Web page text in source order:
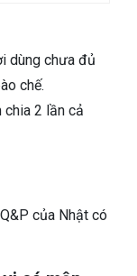
dùng chưa đủ
chế.
chia 2 lần cả
của Nhật có